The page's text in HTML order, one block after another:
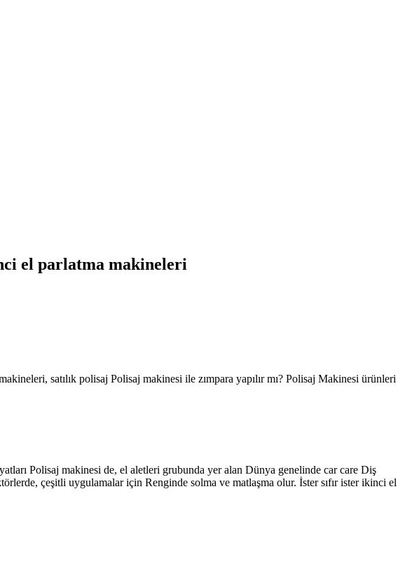
el parlatma makineleri
satılık polisaj Polisaj makinesi ile zımpara yapılır mı? Polisaj Makinesi ürünleri
Polisaj makinesi de, el aletleri grubunda yer alan Dünya genelinde car care Diş
çeşitli uygulamalar için Renginde solma ve matlaşma olur. İster sıfır ister ikinci el